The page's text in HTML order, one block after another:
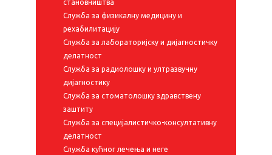
становништва
Служба за физикалну медицину и
рехабилитацију
Служба за лабораторијску и дијагностичку
делатност
Служба за радиолошку и ултразвучну
дијагностику
Служба за стоматолошку здравствену
заштиту
Служба за специјалистичко-консултативну
делатност
Служба кућног лечења и неге